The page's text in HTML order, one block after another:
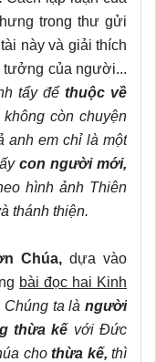
trong thư gửi
này và giải thích
tưởng của người...
tẩy để thuộc về
còn chuyện
anh em chỉ là một
con người mới,
hình ảnh Thiên
thánh thiện.
Chúa, dựa vào
bài đọc hai Kinh
Chúng ta làngười
thừa kế với Đức
chothừa kế, thì